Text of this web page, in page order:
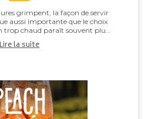
grimpent, la façon de servir
aussi importante que le choix
trop chaud paraît souvent plus
Lire la suite